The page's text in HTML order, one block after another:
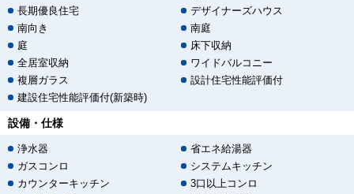
長期優良住宅
デザイナーズハウス
南向き
南庭
庭
床下収納
全居室収納
ワイドバルコニー
複層ガラス
設計住宅性能評価付
建設住宅性能評価付(新築時)
設備・仕様
浄水器
省エネ給湯器
ガスコンロ
システムキッチン
カウンターキッチン
3口以上コンロ